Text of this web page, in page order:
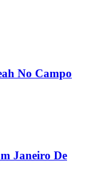
No Campo
Janeiro De